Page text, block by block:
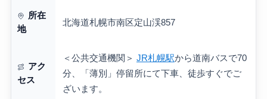
所在
地
北海道札幌市南区定山渓857
アク
セス
＜公共交通機関＞ JR札幌駅から道南バスで70
分、「薄別」停留所にて下車、徒歩すぐでご
ざいます。